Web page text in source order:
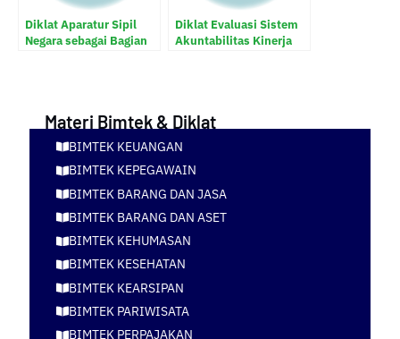
Diklat Aparatur Sipil
Negara sebagai Bagian
Diklat Evaluasi Sistem
Akuntabilitas Kinerja
Materi Bimtek & Diklat
BIMTEK KEUANGAN
BIMTEK KEPEGAWAIN
BIMTEK BARANG DAN JASA
BIMTEK BARANG DAN ASET
BIMTEK KEHUMASAN
BIMTEK KESEHATAN
BIMTEK KEARSIPAN
BIMTEK PARIWISATA
BIMTEK PERPAJAKAN